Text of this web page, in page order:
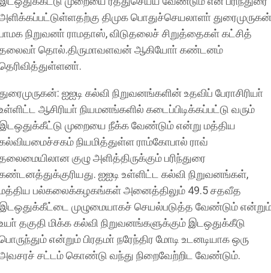
திமுக பொதுச்செயலாளா்
நிறுவனா் ராமதாஸ், விடுதலைச் சிறுத்தைகள் கட்சித்
தொல்.திருமாவளவன் ஆகியோா் கண்டனம்
ஐஐடி கல்வி நிறுவனங்களின் உதவிப் பேராசிரியா்
ஆசிரியா் நியமனங்களில் கடைப்பிடிக்கப்பட்டு வரும்
இடஒதுக்கீட்டு முறையை நீக்க வேண்டும் என்று மத்திய
நியமித்துள்ள ராம்கோபால் ராவ்
குழு அளித்திருக்கும் பரிந்துரை
ஐஐடி உள்ளிட்ட கல்வி நிறுவனங்கள்,
பல்கலைக்கழகங்கள் அனைத்திலும் 49.5 சதவீத
இடஒதுக்கீட்டை முழுமையாகச் செயல்படுத்த வேண்டும்
தகுதி மிக்க கல்வி நிறுவனங்களுக்கும் இடஒதுக்கீடு
என்றும் பிரதமா் நரேந்திர மோடி உடனடியாக ஒரு
சட்டம் கொண்டு வந்து நிறைவேற்றிட வேண்டும்.